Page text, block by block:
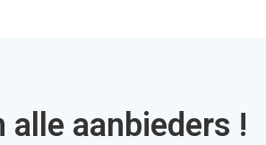
alle aanbieders !